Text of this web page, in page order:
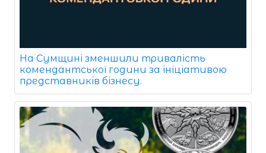
На Сумщині зменшили тривалість
комендантської години за ініціативою
представників бізнесу.